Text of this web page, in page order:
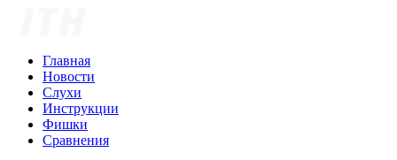
Главная
Новости
Слухи
Инструкции
Фишки
Сравнения